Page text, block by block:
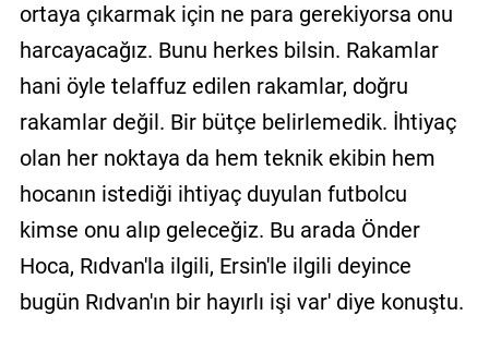
ortaya çıkarmak için ne para gerekiyorsa onu
harcayacağız. Bunu herkes bilsin. Rakamlar
hani öyle telaffuz edilen rakamlar, doğru
rakamlar değil. Bir bütçe belirlemedik. İhtiyaç
olan her noktaya da hem teknik ekibin hem
hocanın istediği ihtiyaç duyulan futbolcu
kimse onu alıp geleceğiz. Bu arada Önder
Hoca, Rıdvan'la ilgili, Ersin'le ilgili deyince
bugün Rıdvan'ın bir hayırlı işi var' diye konuştu.